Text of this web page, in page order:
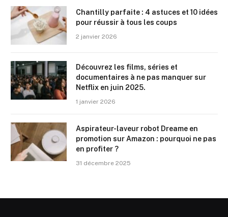
Chantilly parfaite : 4 astuces et 10 idées
pour réussir à tous les coups
2 janvier 2026
Découvrez les films, séries et
documentaires à ne pas manquer sur
Netflix en juin 2025.
1 janvier 2026
Aspirateur-laveur robot Dreame en
promotion sur Amazon : pourquoi ne pas
en profiter ?
31 décembre 2025